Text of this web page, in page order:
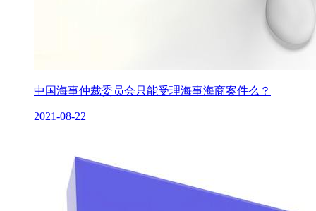
中国海事仲裁委员会只能受理海事海商案件么？
2021-08-22